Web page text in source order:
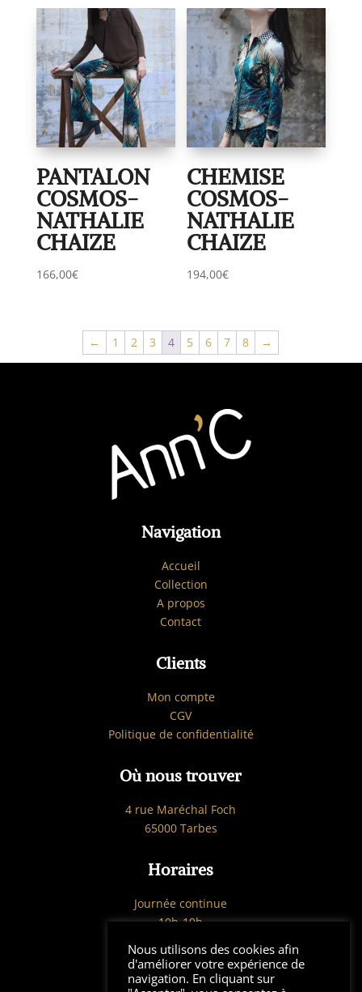
PANTALON
COSMOS-
NATHALIE
CHAIZE
166,00€
CHEMISE
COSMOS-
NATHALIE
CHAIZE
194,00€
← 1 2 3 4 5 6 7 8 →
Navigation
Accueil
Collection
A propos
Contact
Clients
Mon compte
CGV
Politique de confidentialité
Où nous trouver
4 rue Maréchal Foch
65000 Tarbes
Horaires
Journée continue
10h-19h
Du Mardi au Samedi
©2026Break-
Nous utilisons des cookies afin
d'améliorer votre expérience de
navigation. En cliquant sur